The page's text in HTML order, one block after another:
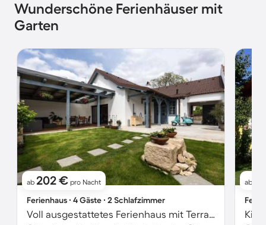
Wunderschöne Ferienhäuser mit
Garten
ab 202 € pro Nacht
Ferienhaus ∙ 4 Gäste ∙ 2 Schlafzimmer
Voll ausgestattetes Ferienhaus mit Terrasse und Garten
ab